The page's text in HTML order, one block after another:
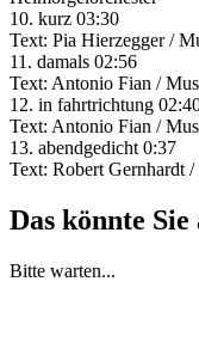
10. kurz 03:30
Text: Pia Hierzegger /
11. damals 02:56
Text: Antonio Fian /
12. in fahrtrichtung
Text: Antonio Fian /
13. abendgedicht 0:37
Text: Robert Gernhardt
Das könnte
Bitte warten...